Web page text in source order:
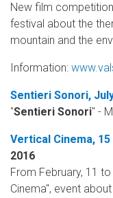
New film
festival about the
mountain and the
Information:
Sentieri Sonori,
"Sentieri Sonori" -
Vertical Cinema,
2016
From February, 11
Cinema", event